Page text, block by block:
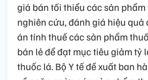
giá bán tối thiểu các sản
nghiên cứu, đánh giá hiệu quả
án tính thuế các sản phẩm
bán lẻ để đạt mục tiêu giảm tỷ
thuốc lá. Bộ Y tế đề xuất ban